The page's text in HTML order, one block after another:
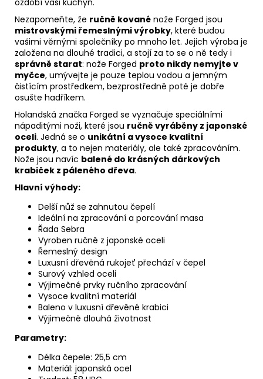
Nezapomeňte, že ručně kované nože Forged jsou
mistrovskými řemeslnými výrobky, které budou
vašimi věrnými společníky po mnoho let. Jejich výroba je
založena na dlouhé tradici, a stojí za to se o ně tedy i
správně starat: nože Forged proto nikdy nemyjte v
myčce, umývejte je pouze teplou vodou a jemným
čistícím prostředkem, bezprostředně poté je dobře
osušte hadříkem.
Holandská značka Forged se vyznačuje speciálními
nápaditými noži, které jsou ručně vyráběny z japonské
oceli. Jedná se o unikátní a vysoce kvalitní
produkty, a to nejen materiály, ale také zpracováním.
Nože jsou navíc balené do krásných dárkových
krabiček z páleného dřeva.
Hlavní výhody:
Delší nůž se zahnutou čepelí
Ideální na zpracování a porcování masa
Řada Sebra
Vyroben ručně z japonské oceli
Řemeslný design
Luxusní dřevěná rukojeť přechází v čepel
Surový vzhled oceli
Výjimečné prvky ručního zpracování
Vysoce kvalitní materiál
Baleno v luxusní dřevěné krabici
Výjimečně dlouhá životnost
Parametry:
Délka čepele: 25,5 cm
Materiál: japonská ocel